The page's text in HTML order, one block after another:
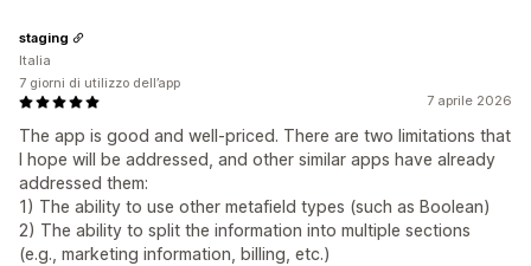
7 aprile 2026
The app is good and well-priced. There are two limitations that
I hope will be addressed, and other similar apps have already
addressed them:
1) The ability to use other metafield types (such as Boolean)
2) The ability to split the information into multiple sections
(e.g., marketing information, billing, etc.)
staging
Italia
7 giorni di utilizzo dell’app